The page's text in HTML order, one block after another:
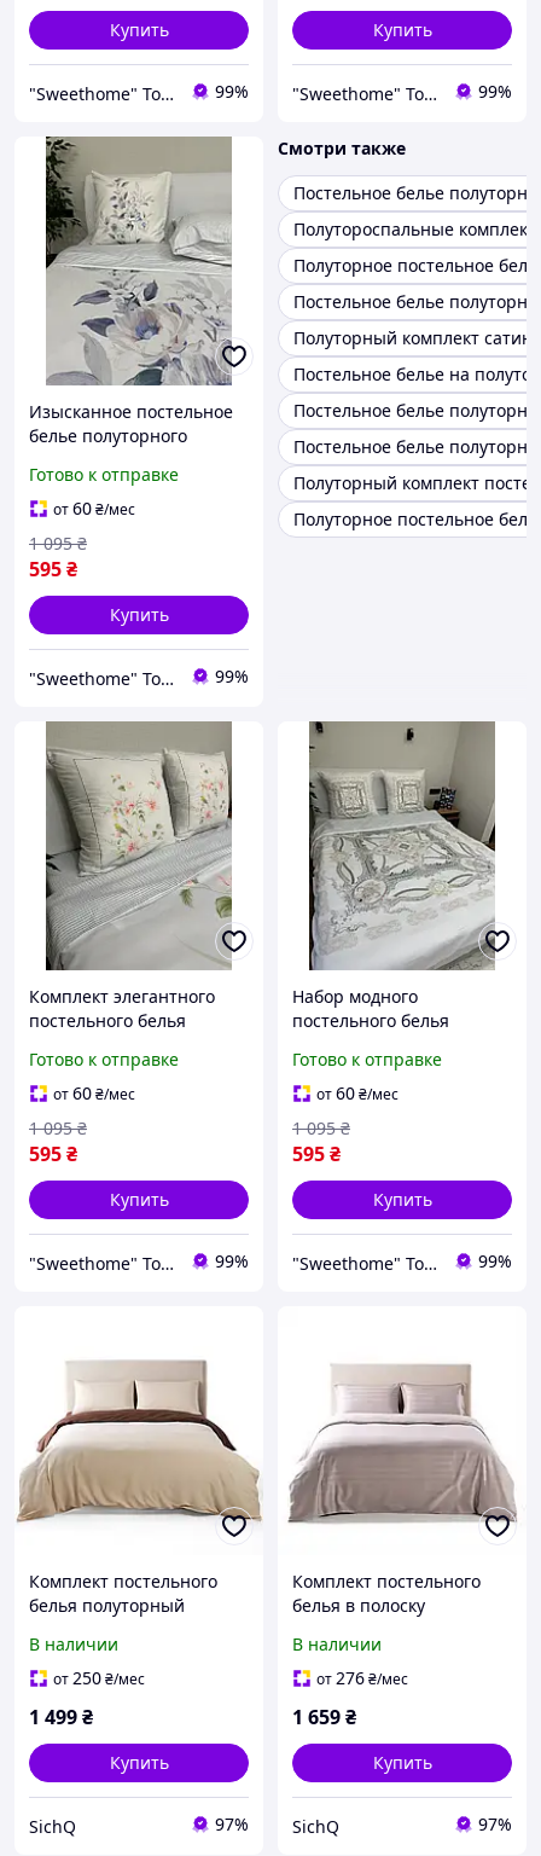
Купить
"Sweethome" Товари для дому 99%
Купить
"Sweethome" Товари для дому 99%
Изысканное постельное
белье полуторного
принтом молочного
цвета 150x200 см.
Готово к отправке
от60₴/мес
595₴
1 095 ₴
Купить
"Sweethome" Товари для дому 99%
Смотри также
Постельное белье
Полутороспальные
Полуторное постельное
Постельное белье
Полуторный комплект сатин
Постельное белье на
Постельное белье
Постельное белье
Полуторный комплект
Полуторное постельное
Комплект элегантного
постельного белья
размера 150x200 см с
цветочным принтом.
Готово к отправке
от60₴/мес
595₴
1 095 ₴
Купить
"Sweethome" Товари для дому 99%
Набор модного
постельного белья
размера 150x200 см
бежевого цвета с
принтом.
Готово к отправке
от60₴/мес
595₴
1 095 ₴
Купить
"Sweethome" Товари для дому 99%
Комплект постельного
белья полуторный
бежевый
В наличии
от250₴/мес
1 499₴
Купить
SichQ 97%
Комплект постельного
белья в полоску
бежевый
В наличии
от276₴/мес
1 659₴
Купить
SichQ 97%